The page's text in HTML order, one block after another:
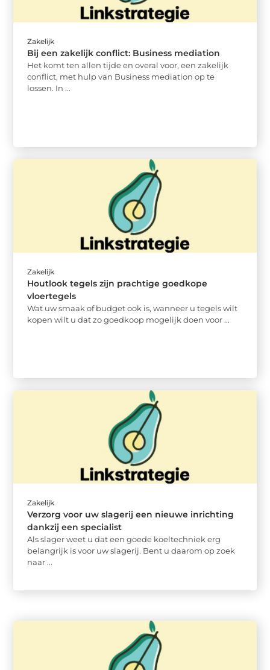
Zakelijk
Bij een zakelijk conflict: Business mediation
Het komt ten allen tijde en overal voor, een zakelijk
conflict, met hulp van Business mediation op te
lossen. In ...
Zakelijk
Houtlook tegels zijn prachtige goedkope
vloertegels
Wat uw smaak of budget ook is, wanneer u tegels wilt
kopen wilt u dat zo goedkoop mogelijk doen voor ...
Zakelijk
Verzorg voor uw slagerij een nieuwe inrichting
dankzij een specialist
Als slager weet u dat een goede koeltechniek erg
belangrijk is voor uw slagerij. Bent u daarom op zoek
naar ...